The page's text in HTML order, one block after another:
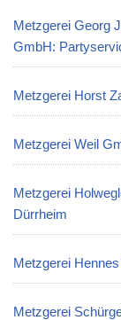
Metzgerei Georg
GmbH:
Metzgerei Horst
Metzgerei Weil
Metzgerei
Dürrheim
Metzgerei
Metzgerei